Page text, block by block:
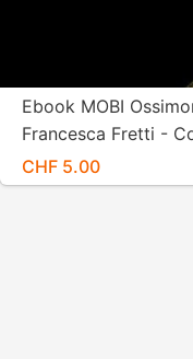
Ebook MOBI
Francesca Fretti -
CHF 5.00